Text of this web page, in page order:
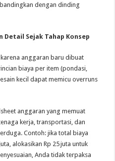
dengan dinding
Detail Sejak Tahap Konsep
anggaran baru dibuat
biaya per item (pondasi,
kecil dapat memicu overruns
anggaran yang memuat
kerja, transportasi, dan
Contoh: jika total biaya
alokasikan Rp 25 juta untuk
Anda tidak terpaksa